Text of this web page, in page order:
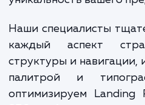
Когда вы
Landing Page, мы
бизнеса,